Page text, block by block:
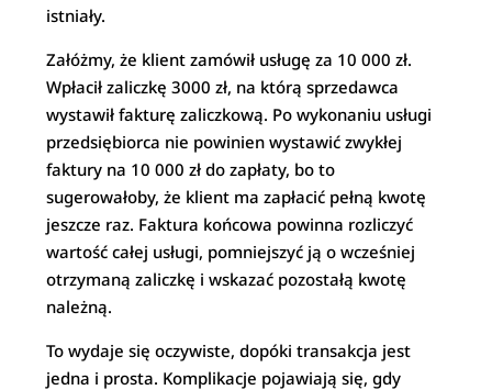
istniały.
Załóżmy, że klient zamówił usługę za 10 000 zł.
Wpłacił zaliczkę 3000 zł, na którą sprzedawca
wystawił fakturę zaliczkową. Po wykonaniu usługi
przedsiębiorca nie powinien wystawić zwykłej
faktury na 10 000 zł do zapłaty, bo to
sugerowałoby, że klient ma zapłacić pełną kwotę
jeszcze raz. Faktura końcowa powinna rozliczyć
wartość całej usługi, pomniejszyć ją o wcześniej
otrzymaną zaliczkę i wskazać pozostałą kwotę
należną.
To wydaje się oczywiste, dopóki transakcja jest
jedna i prosta. Komplikacje pojawiają się, gdy